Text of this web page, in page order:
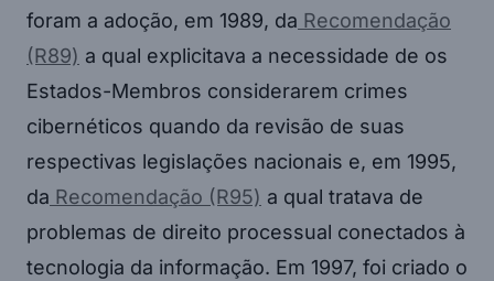
foram a adoção, em 1989, da Recomendação
(R89) a qual explicitava a necessidade de os
Estados-Membros considerarem crimes
cibernéticos quando da revisão de suas
respectivas legislações nacionais e, em 1995,
da Recomendação (R95) a qual tratava de
problemas de direito processual conectados à
tecnologia da informação. Em 1997, foi criado o